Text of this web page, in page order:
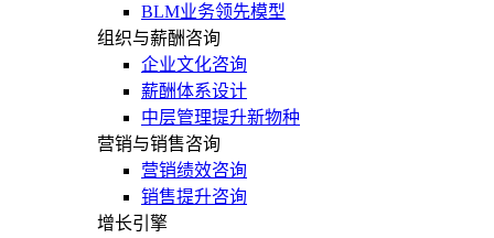
BLM业务领先模型
组织与薪酬咨询
企业文化咨询
薪酬体系设计
中层管理提升新物种
营销与销售咨询
营销绩效咨询
销售提升咨询
增长引擎